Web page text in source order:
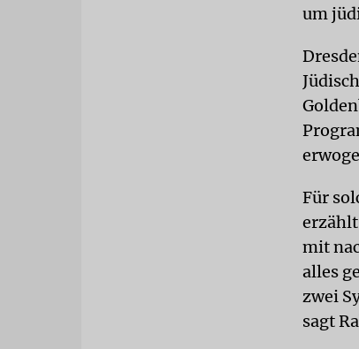
um
Für
mit
alles
zwei
sagt